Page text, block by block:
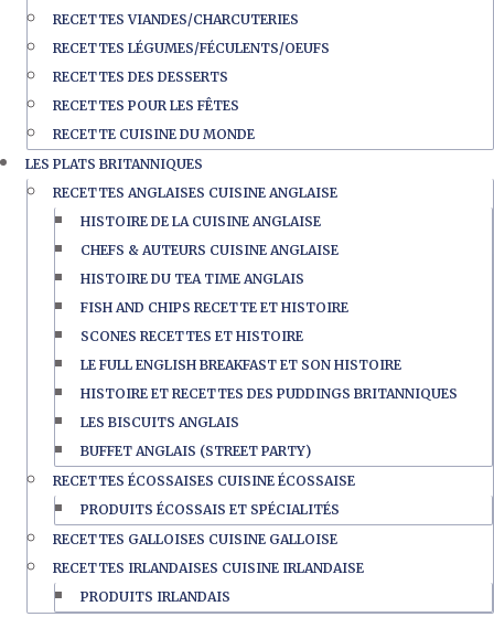
RECETTES VIANDES/CHARCUTERIES
RECETTES LÉGUMES/FÉCULENTS/OEUFS
RECETTES DES DESSERTS
RECETTES POUR LES FÊTES
RECETTE CUISINE DU MONDE
LES PLATS BRITANNIQUES
RECETTES ANGLAISES CUISINE ANGLAISE
HISTOIRE DE LA CUISINE ANGLAISE
CHEFS & AUTEURS CUISINE ANGLAISE
HISTOIRE DU TEA TIME ANGLAIS
FISH AND CHIPS RECETTE ET HISTOIRE
SCONES RECETTES ET HISTOIRE
LE FULL ENGLISH BREAKFAST ET SON HISTOIRE
HISTOIRE ET RECETTES DES PUDDINGS BRITANNIQUES
LES BISCUITS ANGLAIS
BUFFET ANGLAIS (STREET PARTY)
RECETTES ÉCOSSAISES CUISINE ÉCOSSAISE
PRODUITS ÉCOSSAIS ET SPÉCIALITÉS
RECETTES GALLOISES CUISINE GALLOISE
RECETTES IRLANDAISES CUISINE IRLANDAISE
PRODUITS IRLANDAIS